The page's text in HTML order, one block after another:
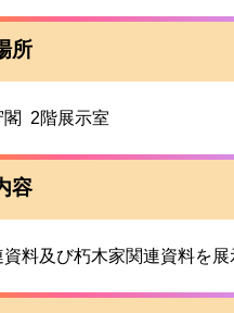
所
閣 2階展示室
容
料及び朽木家関連資料を展